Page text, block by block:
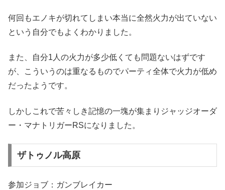
何回もエノキが切れてしまい本当に全然火力が出ていない
という自分でもよくわかりました。
また、自分1人の火力が多少低くても問題ないはずです
が、こういうのは重なるものでパーティ全体で火力が低め
だったようです。
しかしこれで苦々しき記憶の一塊が集まりジャッジオーダ
ー・マナトリガーRSになりました。
ザトゥノル高原
参加ジョブ：ガンブレイカー